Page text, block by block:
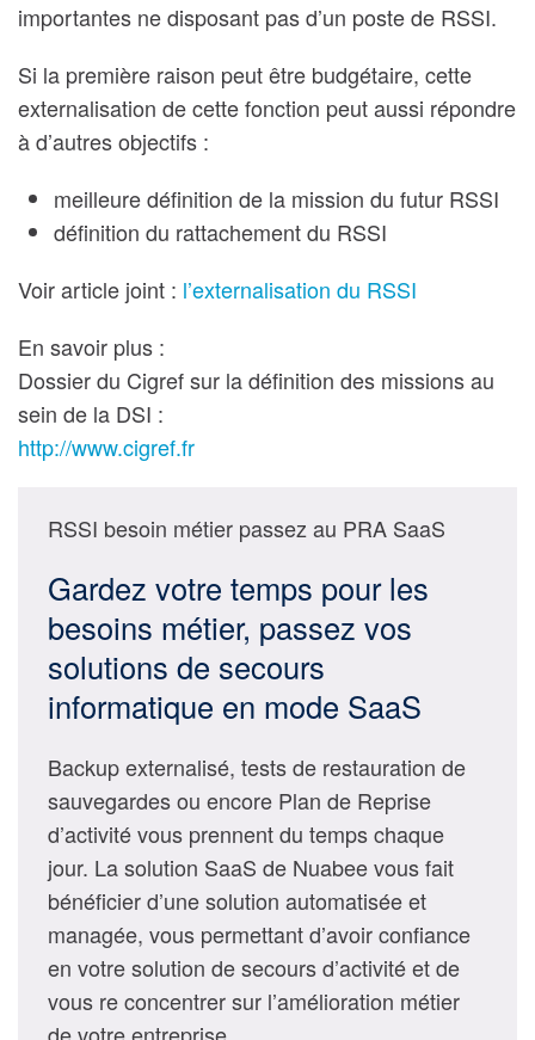
importantes ne disposant pas d’un poste de RSSI.
Si la première raison peut être budgétaire, cette
externalisation de cette fonction peut aussi répondre
à d’autres objectifs :
meilleure définition de la mission du futur RSSI
définition du rattachement du RSSI
Voir article joint : l’externalisation du RSSI
En savoir plus :
Dossier du Cigref sur la définition des missions au
sein de la DSI :
http://www.cigref.fr
RSSI besoin métier passez au PRA SaaS
Gardez votre temps pour les
besoins métier, passez vos
solutions de secours
informatique en mode SaaS
Backup externalisé, tests de restauration de
sauvegardes ou encore Plan de Reprise
d’activité vous prennent du temps chaque
jour. La solution SaaS de Nuabee vous fait
bénéficier d’une solution automatisée et
managée, vous permettant d’avoir confiance
en votre solution de secours d’activité et de
vous re concentrer sur l’amélioration métier